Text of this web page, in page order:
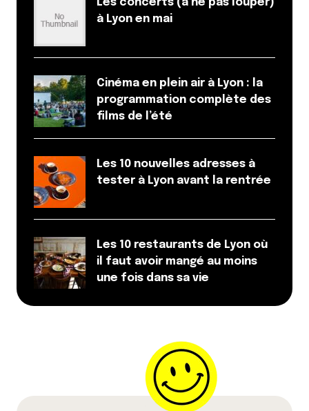
Les concerts (à ne pas louper)
à Lyon en mai
Cinéma en plein air à Lyon : la
programmation complète des
films de l’été
Les 10 nouvelles adresses à
tester à Lyon avant la rentrée
Les 10 restaurants de Lyon où
il faut avoir mangé au moins
une fois dans sa vie